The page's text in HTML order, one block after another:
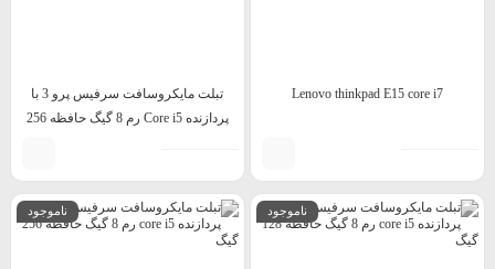
Lenovo thinkpad E15 core i7
تبلت مایکروسافت سرفیس پرو 3 با
پردازنده Core i5 رم 8 گیگ حافظه 256
ناموجود ناموجود